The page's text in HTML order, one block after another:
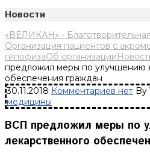
Новости
«ВЕЛИКАН» -
Организация пациентов с
гипофизаОб организации
предложил меры по улучшению
обеспечения граждан
30.11.2018 Комментариев нет By
медицины
ВСП предложил меры по
лекарственного